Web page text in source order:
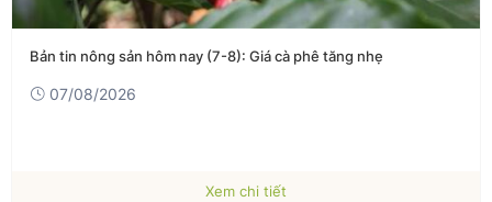
Bản tin nông sản hôm nay (7-8): Giá cà phê tăng nhẹ
07/08/2026
Xem chi tiết